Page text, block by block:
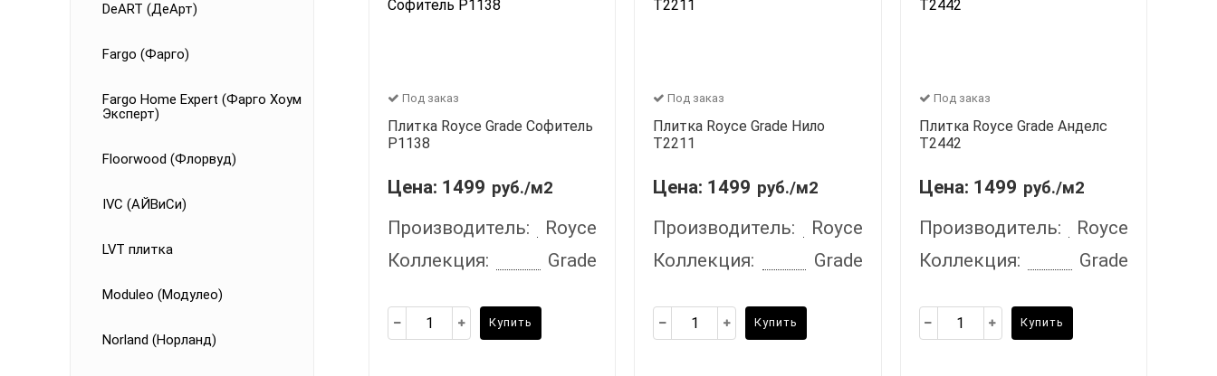
DeART (ДеАрт)
Fargo (Фарго)
Fargo Home Expert (Фарго Хоум
Эксперт)
Floorwood (Флорвуд)
IVC (АЙВиСи)
LVT плитка
Moduleo (Модулео)
Norland (Норланд)
Под заказ
Плитка Royce Grade Софитель
P1138
Цена: 1499 руб./м2
Производитель:
Royce
Коллекция:
Grade
Купить
Под заказ
Плитка Royce Grade Нило
T2211
Цена: 1499 руб./м2
Производитель:
Royce
Коллекция:
Grade
Купить
Под заказ
Плитка Royce Grade Анделс
T2442
Цена: 1499 руб./м2
Производитель:
Royce
Коллекция:
Grade
Купить